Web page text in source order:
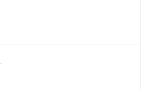
الدرس 9 التأمين التجاري.